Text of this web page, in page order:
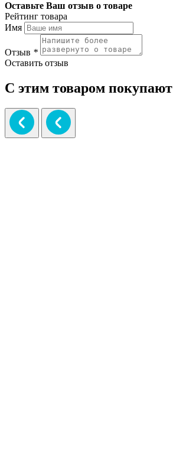
Оставьте Ваш отзыв о товаре
Рейтинг товара
Имя
Отзыв *
Оставить отзыв
С этим товаром покупают